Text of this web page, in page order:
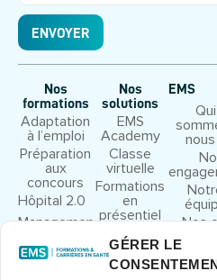
GÉRER LE
ENVOYER
Nos
formations
Adaptation
à l’emploi
Préparation
aux
concours
Hôpital 2.0
Management
Droit et
Nos
solutions
EMS
Academy
Classe
virtuelle
Formations
en
présentiel
EMS
Qui
Nos